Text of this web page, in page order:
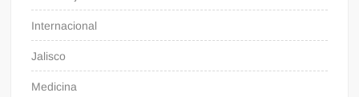
Internacional
Jalisco
Medicina